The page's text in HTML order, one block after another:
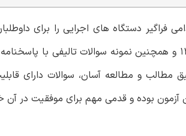
دستگاه های اجرایی را برای
است. این مجموعه حاوی اصل سوالات آزمون استخدامی فراگیر از سال 1394 الی 1403 و همچنین نمونه
و مطالعه آسان، سوالات دارای
آزمون بوده و قدمی مهم برای موفقیت در آن